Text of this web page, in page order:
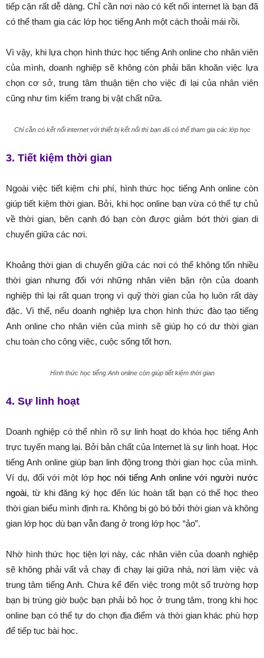
tiếp cận rất dễ dàng. Chỉ cần nơi nào có kết nối internet là bạn đã
có thể tham gia các lớp học tiếng Anh một cách thoải mái rồi.
Vì vậy, khi lựa chọn hình thức học tiếng Anh online cho nhân viên
của mình, doanh nghiệp sẽ không còn phải băn khoăn việc lựa
chọn cơ sở, trung tâm thuận tiện cho việc đi lại của nhân viên
cũng như tìm kiếm trang bị vật chất nữa.
Chỉ cần có kết nối internet với thiết bị kết nối thì bạn đã có thể tham gia các lớp học
3. Tiết kiệm thời gian
Ngoài việc tiết kiệm chi phí, hình thức học tiếng Anh online còn
giúp tiết kiệm thời gian. Bởi, khi học online bạn vừa có thể tự chủ
về thời gian, bên cạnh đó bạn còn được giảm bớt thời gian di
chuyển giữa các nơi.
Khoảng thời gian di chuyển giữa các nơi có thể không tốn nhiều
thời gian nhưng đối với những nhân viên bận rộn của doanh
nghiệp thì lại rất quan trọng vì quỹ thời gian của họ luôn rất dày
đặc. Vì thế, nếu doanh nghiệp lựa chọn hình thức đào tạo tiếng
Anh online cho nhân viên của mình sẽ giúp họ có dư thời gian
chu toàn cho công việc, cuộc sống tốt hơn.
Hình thức học tiếng Anh online còn giúp tiết kiệm thời gian
4. Sự linh hoạt
Doanh nghiệp có thể nhìn rõ sự linh hoạt do khóa học tiếng Anh
trực tuyến mang lại. Bởi bản chất của Internet là sự linh hoạt. Học
tiếng Anh online giúp bạn linh động trong thời gian học của mình.
Ví dụ, đối với một lớp học nói tiếng Anh online với người nước
ngoài, từ khi đăng ký học đến lúc hoàn tất bạn có thể học theo
thời gian biểu mình định ra. Không bị gò bó bởi thời gian và không
gian lớp học dù bạn vẫn đang ở trong lớp học “ảo”.
Nhờ hình thức học tiện lợi này, các nhân viên của doanh nghiệp
sẽ không phải vất vả chạy đi chạy lại giữa nhà, nơi làm việc và
trung tâm tiếng Anh. Chưa kể đến việc trong một số trường hợp
bạn bị trùng giờ buộc bạn phải bỏ học ở trung tâm, trong khi học
online bạn có thể tự do chọn địa điểm và thời gian khác phù hợp
để tiếp tục bài học.